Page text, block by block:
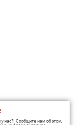
нас?! Сообщите нам об этом,